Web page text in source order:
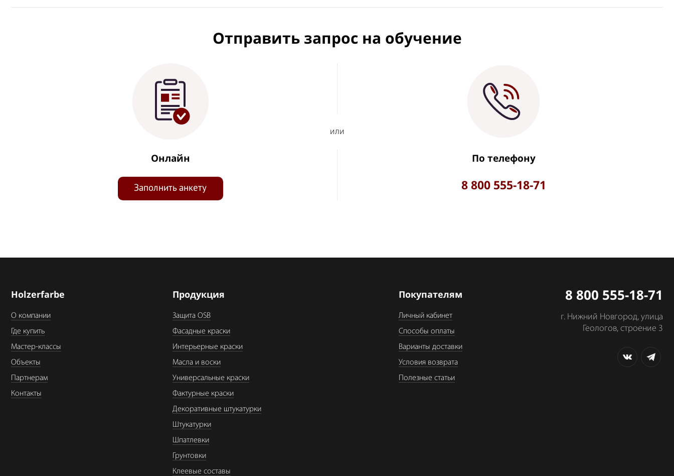
Отправить запрос на обучение
Онлайн
Заполнить анкету
или
По телефону
8 800 555-18-71
Holzerfarbe
О компании
Где купить
Мастер-классы
Объекты
Партнерам
Контакты
Продукция
Защита OSB
Фасадные краски
Интерьерные краски
Масла и воски
Универсальные краски
Фактурные краски
Декоративные штукатурки
Штукатурки
Шпатлевки
Грунтовки
Клеевые составы
Покупателям
Личный кабинет
Способы оплаты
Варианты доставки
Условия возврата
Полезные статьи
8 800 555-18-71
г. Нижний Новгород, улица
Геологов, строение 3